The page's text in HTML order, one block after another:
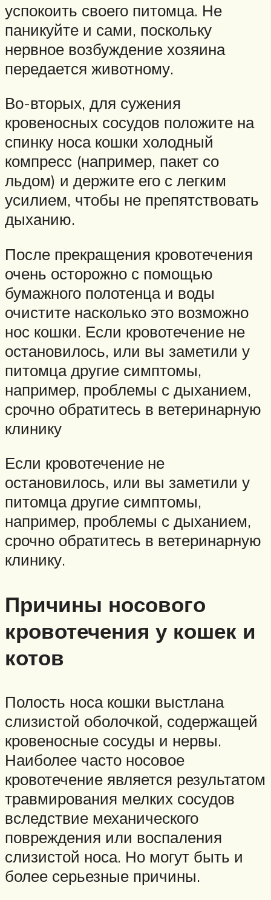
успокоить своего питомца. Не
паникуйте и сами, поскольку
нервное возбуждение хозяина
передается животному.
Во-вторых, для сужения
кровеносных сосудов положите на
спинку носа кошки холодный
компресс (например, пакет со
льдом) и держите его с легким
усилием, чтобы не препятствовать
дыханию.
После прекращения кровотечения
очень осторожно с помощью
бумажного полотенца и воды
очистите насколько это возможно
нос кошки. Если кровотечение не
остановилось, или вы заметили у
питомца другие симптомы,
например, проблемы с дыханием,
срочно обратитесь в ветеринарную
клинику
Если кровотечение не
остановилось, или вы заметили у
питомца другие симптомы,
например, проблемы с дыханием,
срочно обратитесь в ветеринарную
клинику.
Причины носового
кровотечения у кошек и
котов
Полость носа кошки выстлана
слизистой оболочкой, содержащей
кровеносные сосуды и нервы.
Наиболее часто носовое
кровотечение является результатом
травмирования мелких сосудов
вследствие механического
повреждения или воспаления
слизистой носа. Но могут быть и
более серьезные причины.